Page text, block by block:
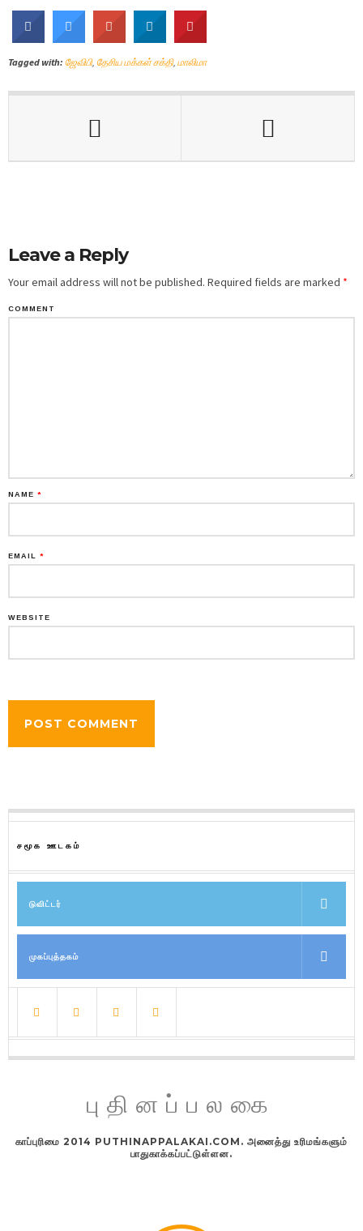
Tagged with: ஜேவிபி, தேசிய மக்கள் சக்தி, மாலிமா
Leave a Reply
Your email address will not be published. Required fields are marked *
COMMENT
NAME *
EMAIL *
WEBSITE
சமூக ஊடகம்
டுவிட்டர்
முகப்புத்தகம்
புதினப்பலகை
காப்புரிமை 2014 PUTHINAPPALAKAI.COM. அனைத்து உரிமங்களும்
பாதுகாக்கப்பட்டுள்ளன.